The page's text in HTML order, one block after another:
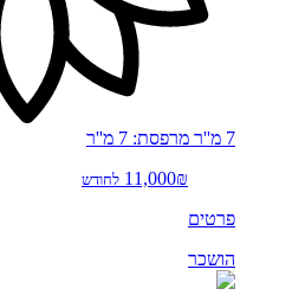
7 מ''ר
מרפסת: 7 מ''ר
11,000₪ לחודש
פרטים
הושכר